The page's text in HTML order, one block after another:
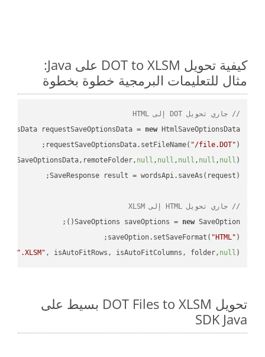
كيفية تحويل DOT to XLSM على Java:
مثال للتعليمات البرمجية خطوة بخطوة
// جاري تحويل DOT إلى HTML
requestSaveOptionsData = new
requestSaveOptionsData.setFileName( "/file.DOT"
null , null , null , null , null
// جاري تحويل HTML إلى XLSM
SaveOptions saveOptions = new
saveOption.setSaveFormat( "HTML"
".XLSM" , isAutoFitRows, isAutoFitColumns, folder, null );
تحويل DOT Files to XLSM بسيط على
SDK Java